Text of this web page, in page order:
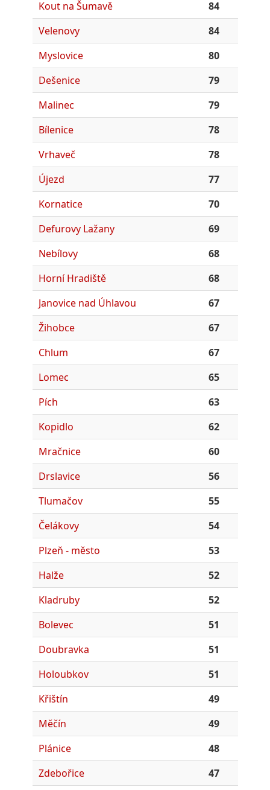
Kout na Šumavě
84
Velenovy
84
Myslovice
80
Dešenice
79
Malinec
79
Bílenice
78
Vrhaveč
78
Újezd
77
Kornatice
70
Defurovy Lažany
69
Nebílovy
68
Horní Hradiště
68
Janovice nad Úhlavou
67
Žihobce
67
Chlum
67
Lomec
65
Pích
63
Kopidlo
62
Mračnice
60
Drslavice
56
Tlumačov
55
Čelákovy
54
Plzeň - město
53
Halže
52
Kladruby
52
Bolevec
51
Doubravka
51
Holoubkov
51
Křištín
49
Měčín
49
Plánice
48
Zdebořice
47